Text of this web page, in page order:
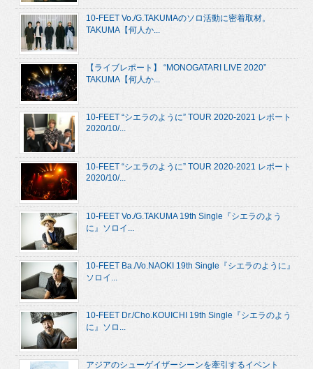
10-FEET Vo./G.TAKUMAのソロ活動に密着取材。
TAKUMA【何人か...
【ライブレポート】 “MONOGATARI LIVE 2020”
TAKUMA【何人か...
10-FEET “シエラのように” TOUR 2020-2021 レポート
2020/10/...
10-FEET “シエラのように” TOUR 2020-2021 レポート
2020/10/...
10-FEET Vo./G.TAKUMA 19th Single『シエラのよう
に』ソロイ...
10-FEET Ba./Vo.NAOKI 19th Single『シエラのように』
ソロイ...
10-FEET Dr./Cho.KOUICHI 19th Single『シエラのよう
に』ソロ...
アジアのシューゲイザーシーンを牽引するイベント